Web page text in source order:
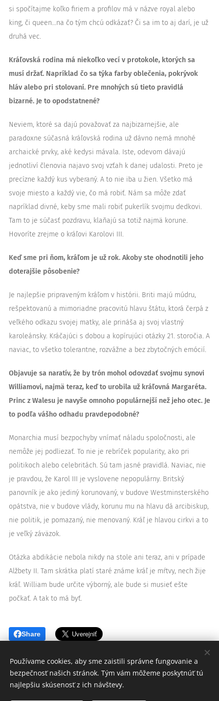
si spočítajme koľko firiem a profilov má v názve royal alebo
king, či queen...na čo tým chcú odkázať? Či sa im to aj darí, je už
druhá vec.
Kráľovská rodina má niekoľko vecí v protokole, ktorých sa
musí držať. Napríklad čo sa týka farby oblečenia, pokrývok
hláv alebo pri stolovaní. Pre mnohých sú tieto pravidlá
bizarné. Je to opodstatnené?
Neviem, ktoré sa dajú považovať za najbizarnejšie, ale
paradoxne súčasná kráľovská rodina už dávno nemá mnohé
archaické prvky, aké kedysi mávala. Iste, odevom dávajú
jednotliví členovia najavo svoj vzťah k danej udalosti. Preto je
precízne každý kus vyberaný. A to nie iba u žien. Všetko má
svoje miesto a každý vie, čo má robiť. Nám sa môže zdať
napríklad divné, keby sme mali robiť pukerlík svojmu dedkovi.
Tam to je súčasť pozdravu, klaňajú sa totiž najmä korune.
Hovoríte zrejme o kráľovi Karolovi III.
Keď sme pri ňom, kráľom je už rok. Akoby ste ohodnotili jeho
doterajšie pôsobenie?
Je najlepšie pripraveným kráľom v histórii. Briti majú múdru,
rešpektovanú a mimoriadne pracovitú hlavu štátu, ktorá čerpá z
veľkého odkazu svojej matky, ale prináša aj svoj vlastný
karoleánsky. Kráčajúci s dobou a kopírujúci otázky 21. storočia. A
naviac, to všetko tolerantne, rozvážne a bez zbytočných emócií.
Objavuje sa naratív, že by trón mohol odovzdať svojmu synovi
Williamovi, najmä teraz, keď to urobila už kráľovná Margaréta.
Princ z Walesu je navyše omnoho populárnejší než jeho otec. Je
to podľa vášho odhadu pravdepodobné?
Monarchia musí bezpochyby vnímať náladu spoločnosti, ale
nemôže jej podliezať. To nie je rebríček popularity, ako pri
politikoch alebo celebritách. Sú tam jasné pravidlá. Naviac, nie
je pravdou, že Karol III je vyslovene nepopulárny. Britský
panovník je ako jediný korunovaný, v budove Westminsterského
opátstva, nie v budove vlády, korunu mu na hlavu dá arcibiskup,
nie politik, je pomazaný, nie menovaný. Kráľ je hlavou cirkvi a to
je veľký záväzok.
Otázka abdikácie nebola nikdy na stole ani teraz, ani v prípade
Alžbety II. Tam skrátka platí staré známe kráľ je mŕtvy, nech žije
kráľ. William bude určite výborný, ale bude si musieť ešte
počkať. A tak to má byť.
Share
© 2026 ABRAHAM etiquette
Používame cookies, aby sme zaistili správne fungovanie a
bezpečnosť našich stránok. Tým vám môžeme poskytnúť tú
najlepšiu skúsenosť z ich návštevy.